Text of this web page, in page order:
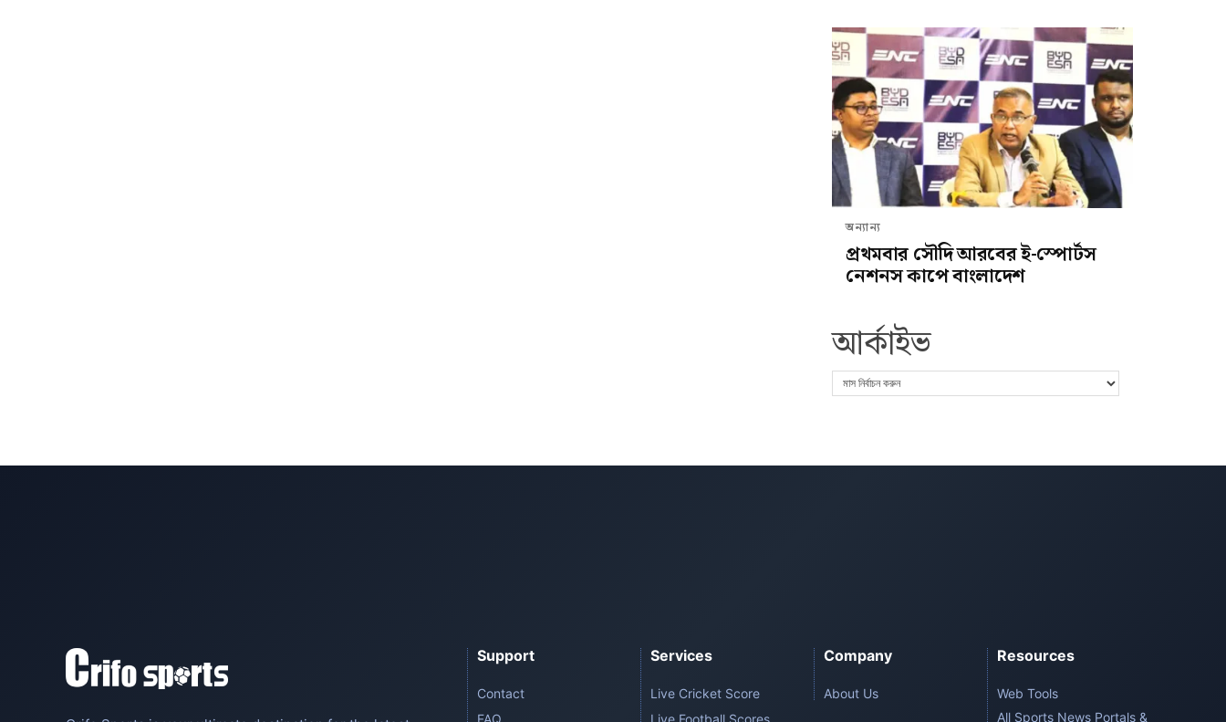
অন্যান্য
প্রথমবার সৌদি আরবের ই-স্পোর্টস
নেশনস কাপে বাংলাদেশ
আর্কাইভ
Support
Contact
FAQ
Services
Live Cricket Score
Live Football Scores
Company
About Us
Resources
Web Tools
All Sports News Portals &